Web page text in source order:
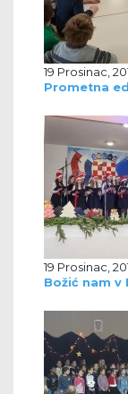
19 Prosinac,
Prometna
19 Prosinac,
Božić nam v